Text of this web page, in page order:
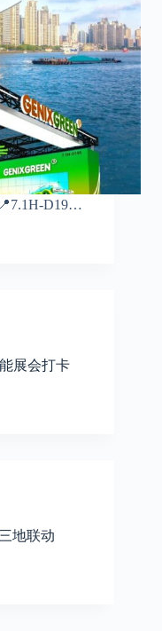
D19…
展会打卡
地联动